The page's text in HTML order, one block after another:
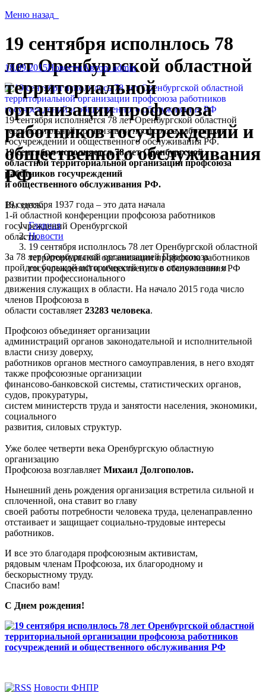
Меню назад
19 сентября исполнлось 78
лет Оренбургской областной
территориальной
организации профсоюза
работников госучреждений и
общественного обслуживания
РФ
Вы здесь:
Главная
Новости
19 сентября исполнлось 78 лет Оренбургской областной
территориальной организации профсоюза работников
госучреждений и общественного обслуживания РФ
18.09.2015НовостиАвтор:admin
19 сентября исполняется 78 лет Оренбургской областной
территориальной организации профсоюза работников
госучреждений и общественного обслуживания РФ.
19 сентября исполняется 78 лет Оренбургской
областной территориальной организации профсоюза
работников госучреждений
и общественного обслуживания РФ.
19 сентября 1937 года – это дата начала
1-й областной конференции профсоюза работников
госучреждений Оренбургской
области.
За 78 лет Оренбургской организацией Профсоюза
пройден большой исторический путь в становлении и
развитии профессионального
движения служащих в области. На начало 2015 года число
членов Профсоюза в
области составляет 23283 человека.
Профсоюз объединяет организации
администраций органов законодательной и исполнительной
власти снизу доверху,
работников органов местного самоуправления, в него входят
также профсоюзные организации
финансово-банковской системы, статистических органов,
судов, прокуратуры,
систем министерств труда и занятости населения, экономики,
социального
развития, силовых структур.
Уже более четверти века Оренбургскую областную
организацию
Профсоюза возглавляет Михаил Долгополов.
Нынешний день рождения организация встретила сильной и
сплоченной, она ставит во главу
своей работы потребности человека труда, целенаправленно
отстаивает и защищает социально-трудовые интересы
работников.
И все это благодаря профсоюзным активистам,
рядовым членам Профсоюза, их благородному и
бескорыстному труду.
Спасибо вам!
С Днем рождения!
Новости ФНПР